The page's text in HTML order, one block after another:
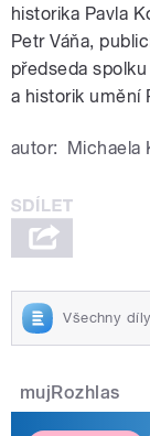
historika Pavla
Petr Váňa,
předseda
a historik umění
autor: Michaela
Všechny
mujRozhlas